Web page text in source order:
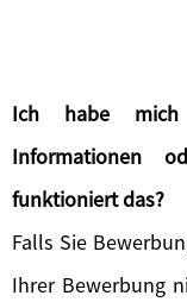
Ich habe
Informationen
funktioniert das?
Falls Sie
Ihrer Bewerbung